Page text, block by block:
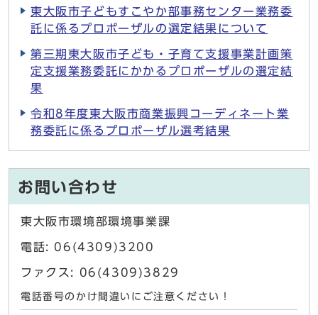
東大阪市子どもすこやか部事務センター業務委
託に係るプロポーザルの選定結果について
第三期東大阪市子ども・子育て支援事業計画策
定支援業務委託にかかるプロポーザルの選定結
果
令和8年度東大阪市商業振興コーディネート業
務委託に係るプロポーザル選考結果
お問い合わせ
東大阪市環境部環境事業課
電話: 06(4309)3200
ファクス: 06(4309)3829
電話番号のかけ間違いにご注意ください！